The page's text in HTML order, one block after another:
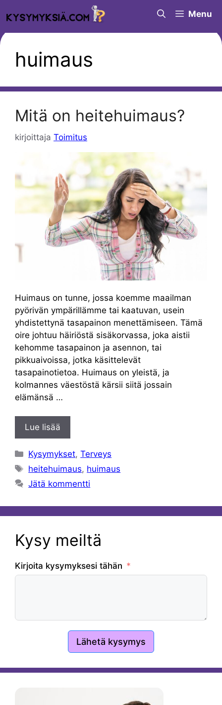
sisältöön
Menu
huimaus
Mitä on heitehuimaus?
kirjoittaja Toimitus
Huimaus on tunne, jossa koemme maailman
pyörivän ympärillämme tai kaatuvan, usein
yhdistettynä tasapainon menettämiseen. Tämä
oire johtuu häiriöstä sisäkorvassa, joka aistii
kehomme tasapainon ja asennon, tai
pikkuaivoissa, jotka käsittelevät
tasapainotietoa. Huimaus on yleistä, ja
kolmannes väestöstä kärsii siitä jossain
elämänsä …
Lue lisää
Kategoriat
Kysymykset,Terveys
Avainsanat
heitehuimaus, huimaus
Jätä kommentti
Kysy meiltä
Kirjoita kysymyksesi tähän
Lähetä kysymys